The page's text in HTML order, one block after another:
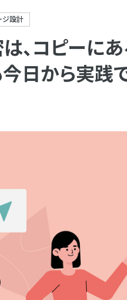
ジ設計
、コピーにあ
日から実践